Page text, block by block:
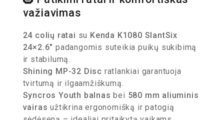
važiavimas
24 colių ratai su Kenda K1080 SlantSix
24×2.6″ padangomis suteikia puikų sukibimą
ir stabilumą.
Shining MP-32 Disc ratlankiai garantuoja
tvirtumą ir ilgaamžiškumą.
Syncros Youth balnas bei 580 mm aliuminis
vairas užtikrina ergonomišką ir patogią